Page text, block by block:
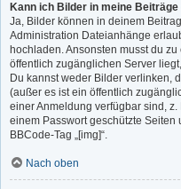
Kann ich Bilder in meine Beiträge
Ja, Bilder können in deinem
Administration Dateianhänge
hochladen. Ansonsten musst du
öffentlich zugänglichen Server
Du kannst weder Bilder verlinken,
(außer es ist ein öffentlich
einer Anmeldung verfügbar sind,
einem Passwort geschützte Seiten
BBCode-Tag „[img]“.
Nach oben